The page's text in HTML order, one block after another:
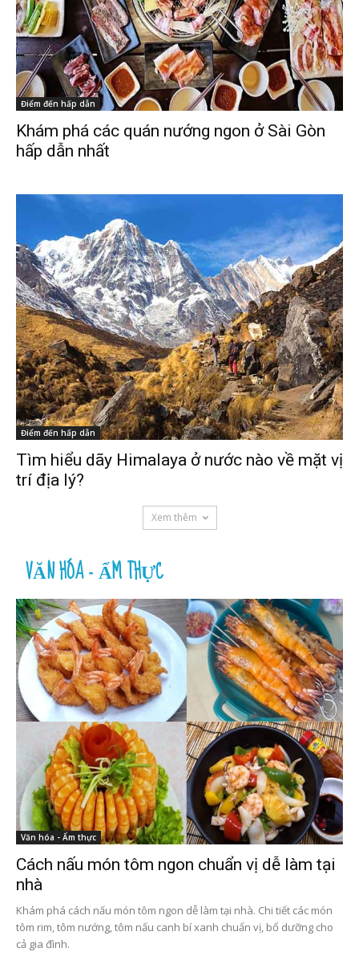
Điểm đến hấp dẫn
Khám phá các quán nướng ngon ở Sài Gòn
hấp dẫn nhất
Điểm đến hấp dẫn
Tìm hiểu dãy Himalaya ở nước nào về mặt vị
trí địa lý?
Xem thêm
VĂN HÓA - ẨM THỰC
Văn hóa - Ẩm thực
Cách nấu món tôm ngon chuẩn vị dễ làm tại
nhà
Khám phá cách nấu món tôm ngon dễ làm tại nhà. Chi tiết các món
tôm rim, tôm nướng, tôm nấu canh bí xanh chuẩn vị, bổ dưỡng cho
cả gia đình.